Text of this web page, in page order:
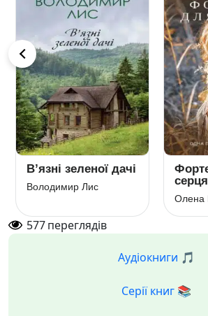
В’язні зеленої дачі
Володимир Лис
серця
Олена
577переглядів
Аудіокниги 🎵
Серії книг 📚